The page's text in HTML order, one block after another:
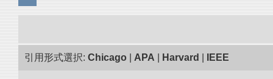
引用形式選択: Chicago APA Harvard IEEE